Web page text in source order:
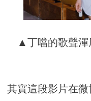
▲丁噹的歌聲渾
其實這段影片在